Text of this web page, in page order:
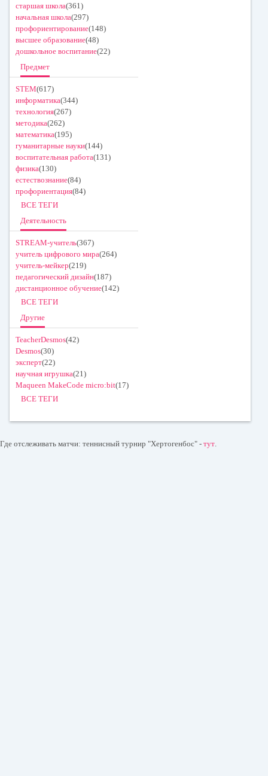
старшая школа(361)
начальная школа(297)
профориентирование(148)
высшее образование(48)
дошкольное воспитание(22)
Предмет
STEM(617)
информатика(344)
технология(267)
методика(262)
математика(195)
гуманитарные науки(144)
воспитательная работа(131)
физика(130)
естествознание(84)
профориентация(84)
ВСЕ ТЕГИ
Деятельность
STREAM-учитель(367)
учитель цифрового мира(264)
учитель-мейкер(219)
педагогический дизайн(187)
дистанционное обучение(142)
ВСЕ ТЕГИ
Другие
TeacherDesmos(42)
Desmos(30)
эксперт(22)
научная игрушка(21)
Maqueen MakeCode micro:bit(17)
ВСЕ ТЕГИ
Где отслеживать матчи: теннисный турнир "Хертогенбос" - тут.